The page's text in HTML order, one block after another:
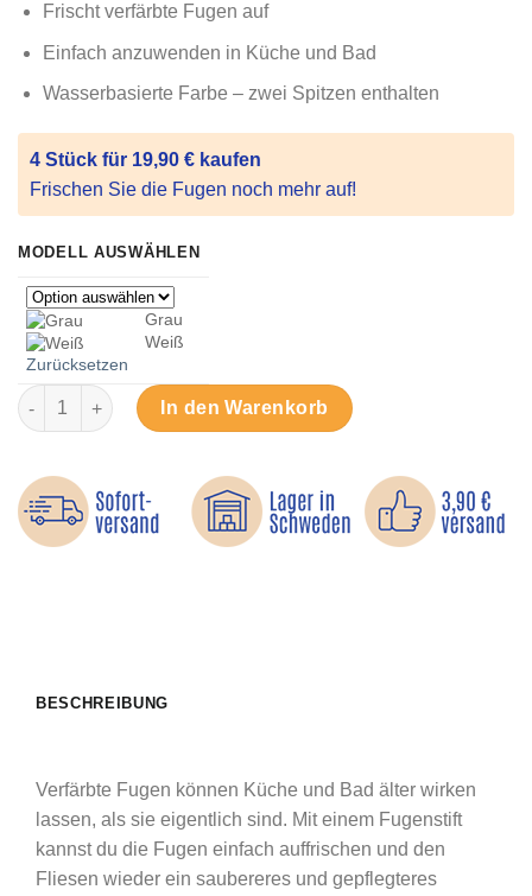
Frischt verfärbte Fugen auf
Einfach anzuwenden in Küche und Bad
Wasserbasierte Farbe – zwei Spitzen enthalten
4 Stück für 19,90 € kaufen
Frischen Sie die Fugen noch mehr auf!
MODELL AUSWÄHLEN
Grau
Weiß
Zurücksetzen
Fugenstift – Fugen auffrischen Menge
In den Warenkorb
BESCHREIBUNG
Verfärbte Fugen können Küche und Bad älter wirken
lassen, als sie eigentlich sind. Mit einem Fugenstift
kannst du die Fugen einfach auffrischen und den
Fliesen wieder ein saubereres und gepflegteres